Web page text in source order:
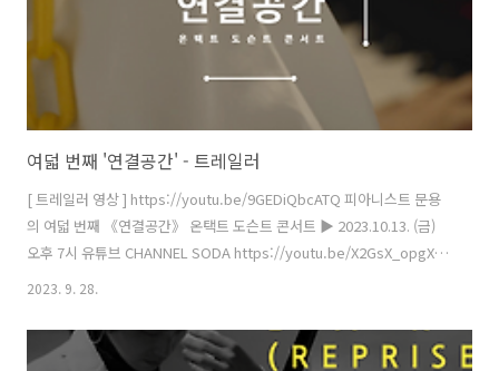
여덟 번째 '연결공간' - 트레일러
[ 트레일러 영상 ] https://youtu.be/9GEDiQbcATQ 피아니스트 문용
의 여덟 번째 《연결공간》 온택트 도슨트 콘서트 ▶️ 2023.10.13. (금)
오후 7시 유튜브 CHANNEL SODA https://youtu.be/X2GsX_opgX4
CHANNEL SODA SODA (Space Of Design and Architecture) 디자
www.youtube.com BGM: moonyong - 망각
http://moonyong.com http://moontara.co.kr 주최·주관 문타라엔
2023. 9. 28.